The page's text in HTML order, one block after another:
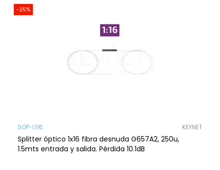
-25%
SOP-L116 KEYNET
Splitter óptico 1x16 fibra desnuda G657A2, 250u,
1.5mts entrada y salida. Pérdida 10.1dB